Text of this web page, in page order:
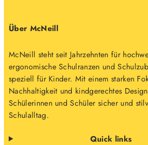
Über McNeill
McNeill steht seit Jahrzehnten für
ergonomische Schulranzen und
speziell für Kinder. Mit einem starken
Nachhaltigkeit und kindgerechtes
Schülerinnen und Schüler sicher und
Schulalltag.
Quick links